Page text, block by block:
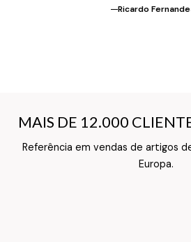
Ricardo
MAIS DE 12.000
Referência em vendas de artigos
Europa.
MAIS DE 12.000
Texto do Verso do Cartão